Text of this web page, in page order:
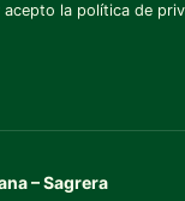
acepto la política de
– Sagrera